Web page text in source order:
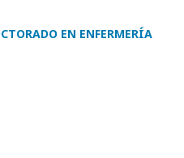
EN ENFERMERÍA